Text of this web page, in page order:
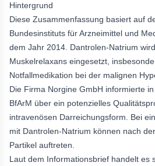
Hintergrund
Diese Zusammenfassung basiert auf
Bundesinstituts für Arzneimittel und
dem Jahr 2014. Dantrolen-Natrium
Muskelrelaxans eingesetzt,
Notfallmedikation bei der malignen
Die Firma Norgine GmbH informierte
BfArM über ein potenzielles
intravenösen Darreichungsform. Bei
mit Dantrolen-Natrium können nach
Partikel auftreten.
Laut dem Informationsbrief handelt es